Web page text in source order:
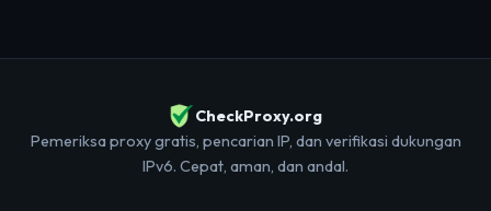
CheckProxy.org
Pemeriksa proxy gratis, pencarian IP, dan verifikasi dukungan
IPv6. Cepat, aman, dan andal.